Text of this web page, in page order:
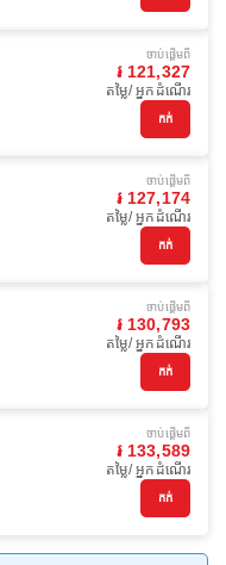
ចាប់ផ្ដើមពី
៛ 121,327
តម្លៃ/ អ្នកដំណើរ
កក់
ចាប់ផ្ដើមពី
៛ 127,174
តម្លៃ/ អ្នកដំណើរ
កក់
ចាប់ផ្ដើមពី
៛ 130,793
តម្លៃ/ អ្នកដំណើរ
កក់
ចាប់ផ្ដើមពី
៛ 133,589
តម្លៃ/ អ្នកដំណើរ
កក់